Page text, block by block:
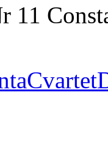
11
Cvartet